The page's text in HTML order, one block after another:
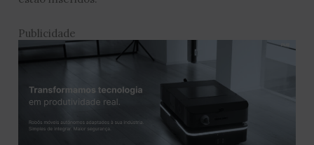
Publicidade